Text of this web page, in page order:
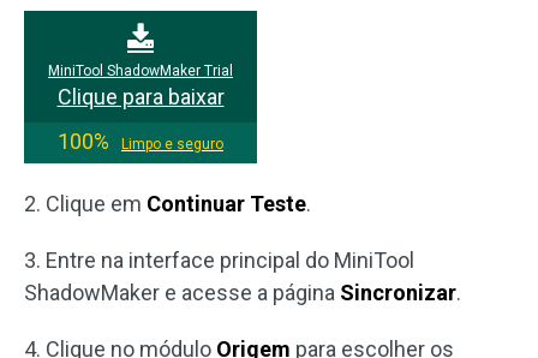
MiniTool ShadowMaker Trial
Clique para baixar
100%
Limpo e seguro
2. Clique em Continuar Teste.
3. Entre na interface principal do MiniTool
ShadowMaker e acesse a página Sincronizar.
4. Clique no módulo Origem para escolher os